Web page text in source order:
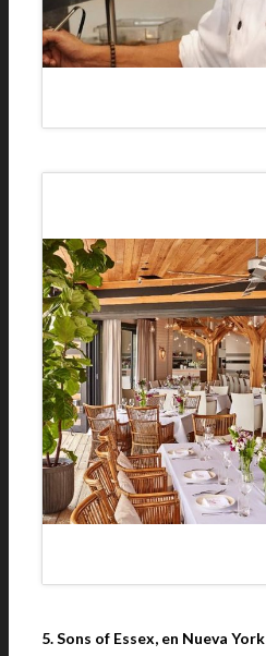
5. Sons of Essex, en Nueva York